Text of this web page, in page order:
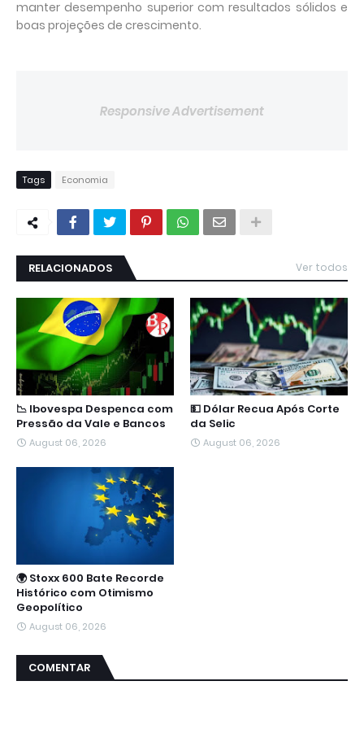
manter desempenho superior com resultados sólidos e
boas projeções de crescimento.
Responsive Advertisement
Tags Economia
RELACIONADOS Ver todos
📉 Ibovespa Despenca com
Pressão da Vale e Bancos
August 06, 2026
💵 Dólar Recua Após Corte
da Selic
August 06, 2026
🌍 Stoxx 600 Bate Recorde
Histórico com Otimismo
Geopolítico
August 06, 2026
COMENTAR